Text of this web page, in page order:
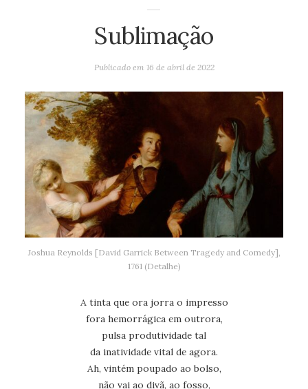
Sublimação
Publicado em 16 de abril de 2022
Joshua Reynolds [David Garrick Between Tragedy and Comedy],
1761 (Detalhe)
A tinta que ora jorra o impresso
fora hemorrágica em outrora,
pulsa produtividade tal
da inatividade vital de agora.
Ah, vintém poupado ao bolso,
não vai ao divã, ao fosso,